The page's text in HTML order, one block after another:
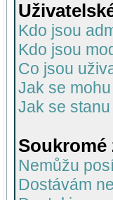
Kdo jsou
Kdo jsou
Co jsou
Jak se
Jak se
Soukromé
Nemůžu
Dostávám